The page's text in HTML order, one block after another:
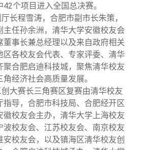
个项目进入全国总决赛。
长程雪涛，合肥市副市长朱策，
主任孙余洲，清华大学安徽校友会
董事长兼总经理以及来自政府相关
区各校友会代表、专家评委、清华
聚合肥启迪科技城，聚焦清华校友
经济社会高质量发展。
大赛长三角赛区复赛由清华校友
指导，合肥市科技局、合肥经开区
徽校友会主办，清华大学上海校友
波校友会、江苏校友会、南京校友
校友会，以及镇海区清华校友创